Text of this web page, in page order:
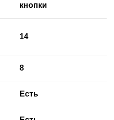
кнопки
14
8
Есть